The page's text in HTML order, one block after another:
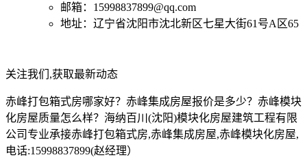
邮箱：15998837899@qq.com
地址：辽宁省沈阳市沈北新区七星大街61号A区65
关注我们,获取最新动态
赤峰打包箱式房哪家好？赤峰集成房屋报价是多少？赤峰模块
化房屋质量怎么样？海纳百川(沈阳)模块化房屋建筑工程有限
公司专业承接赤峰打包箱式房,赤峰集成房屋,赤峰模块化房屋,
电话:15998837899(赵经理）